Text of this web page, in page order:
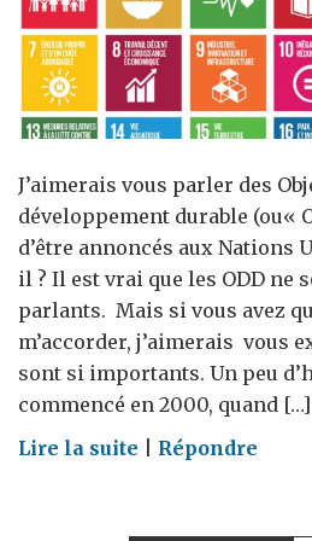
J’aimerais vous parler des
développement durable (ou«
d’être annoncés aux Nations
il ? Il est vrai que les ODD ne
parlants. Mais si vous avez
m’accorder, j’aimerais vous
sont si importants. Un peu
commencé en 2000, quand […]
Lire la suite onRépondre